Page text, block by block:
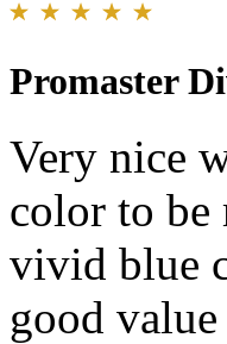
Promaster
Very nice
color to be
vivid blue
good